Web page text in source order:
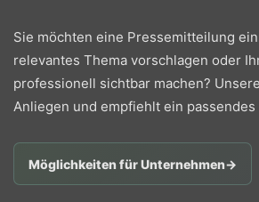
Sie möchten eine Pressemitteilung
relevantes Thema vorschlagen oder
professionell sichtbar machen?
Anliegen und empfiehlt ein passendes
Möglichkeiten für Unternehmen→